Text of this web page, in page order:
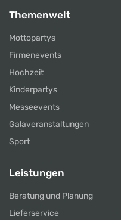
Themenwelt
Mottopartys
Firmenevents
Hochzeit
Kinderpartys
Messeevents
Galaveranstaltungen
Sport
Leistungen
Beratung und Planung
Lieferservice